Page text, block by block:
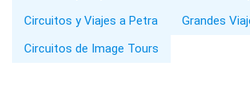
Circuitos y Viajes a Petra
Grandes
Circuitos de Image Tours